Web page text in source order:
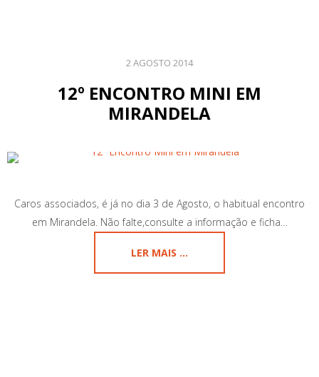
2 AGOSTO 2014
12º ENCONTRO MINI EM
MIRANDELA
Caros associados, é já no dia 3 de Agosto, o habitual encontro
em Mirandela. Não falte,consulte a informação e ficha…
LER MAIS ...